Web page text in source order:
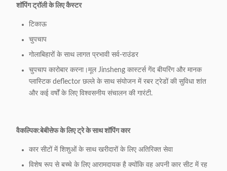
शॉपिंग ट्रॉली के लिए कैस्टर
टिकाऊ
चुपचाप
गोलाबिहारों के साथ लागत प्रभावी सर्व-राउंडर
चुपचाप कारोबार करना।मूल Jinsheng कास्टर्स गेंद बीयरिंग और मानक
प्लास्टिक deflector छल्ले के साथ संयोजन में रबर ट्रेडों की सुविधा शांत
और कई वर्षों के लिए विश्वसनीय संचालन की गारंटी.
वैकल्पिक:बेबीसेफ के लिए ट्रे के साथ शॉपिंग कार
कार सीटों में शिशुओं के साथ खरीदारों के लिए अतिरिक्त सेवा
विशेष रूप से बच्चे के लिए आरामदायक है क्योंकि वह अपनी कार सीट में रह